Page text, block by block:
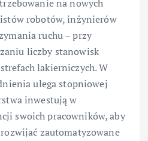
na nowych
robotów, inżynierów
ruchu – przy
liczby stanowisk
lakierniczych. W
ulega stopniowej
inwestują w
swoich pracowników, aby
zautomatyzowane